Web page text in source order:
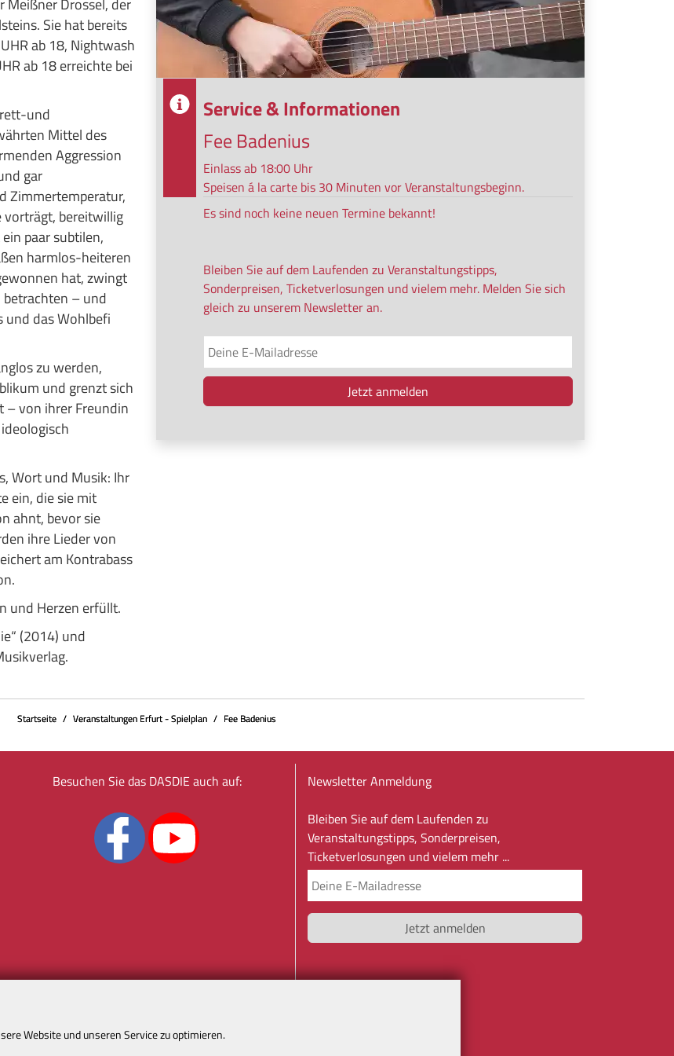
Meißner Drossel, der
Sie hat bereits
ab 18, Nightwash
ab 18 erreichte bei
und
Mittel des
Aggression
gar
Zimmertemperatur,
vorträgt, bereitwillig
paar subtilen,
harmlos-heiteren
hat, zwingt
betrachten – und
und das Wohlbefi
zu werden,
und grenzt sich
– von ihrer Freundin
Wort und Musik: Ihr
ein, die sie mit
ahnt, bevor sie
ihre Lieder von
am Kontrabass
und Herzen erfüllt.
(2014) und
Service & Informationen
Fee Badenius
Einlass ab 18:00 Uhr
Speisen á la carte bis 30 Minuten vor Veranstaltungsbeginn.
Es sind noch keine neuen Termine bekannt!
Bleiben Sie auf dem Laufenden zu Veranstaltungstipps,
Sonderpreisen, Ticketverlosungen und vielem mehr. Melden Sie sich
gleich zu unserem Newsletter an.
Startseite Veranstaltungen Erfurt - Spielplan Fee Badenius
Besuchen Sie das DASDIE auch auf:
Newsletter Anmeldung
Bleiben Sie auf dem Laufenden zu
Veranstaltungstipps, Sonderpreisen,
Ticketverlosungen und vielem mehr ...
Website und unseren Service zu optimieren.